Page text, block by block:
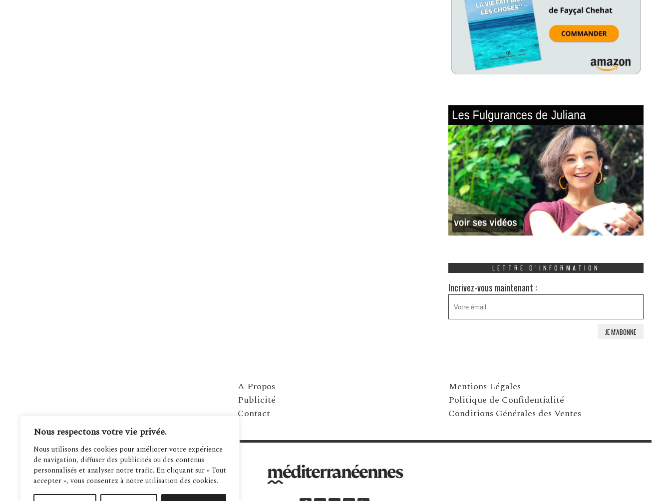
Nous respectons votre vie privée.
Nous utilisons des cookies pour améliorer votre expérience
de navigation, diffuser des publicités ou des contenus
personnalisés et analyser notre trafic. En cliquant sur « Tout
accepter », vous consentez à notre utilisation des cookies.
LETTRE D’INFORMATION
Incrivez-vous maintenant :
A Propos
Publicité
Contact
Mentions Légales
Politique de Confidentialité
Conditions Générales des Ventes